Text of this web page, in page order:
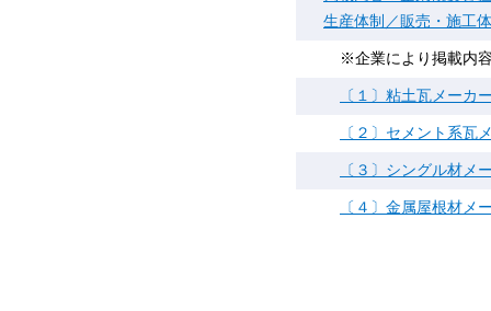
生産体制／販売・施工
※企業により掲載内
〔１〕粘土瓦メーカ
〔２〕セメント系瓦
〔３〕シングル材メ
〔４〕金属屋根材メ